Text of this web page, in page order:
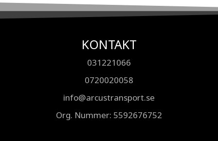
KONTAKT
031221066
0720020058
info@arcustransport.se
Org. Nummer: 5592676752